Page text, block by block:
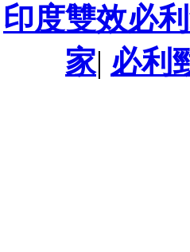
印度雙效必
家| 必利